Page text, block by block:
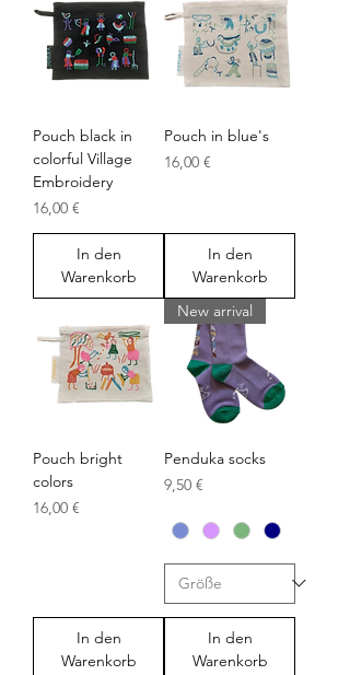
Pouch black in
colorful Village
Embroidery
Preis
16,00 €
In den
Warenkorb
Pouch in blue's
Preis
16,00 €
In den
Warenkorb
Pouch bright
colors
Preis
16,00 €
In den
Warenkorb
New arrival
Penduka socks
Preis
9,50 €
In den
Warenkorb